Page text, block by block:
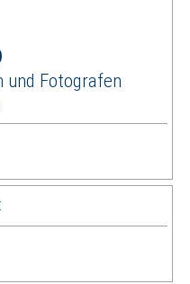
und Fotografen